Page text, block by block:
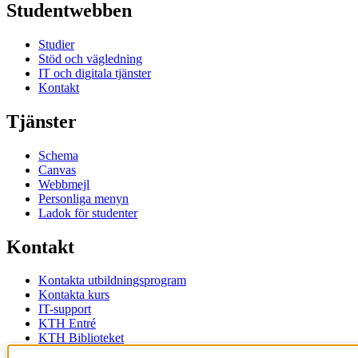
Studentwebben
Studier
Stöd och vägledning
IT och digitala tjänster
Kontakt
Tjänster
Schema
Canvas
Webbmejl
Personliga menyn
Ladok för studenter
Kontakt
Kontakta utbildningsprogram
Kontakta kurs
IT-support
KTH Entré
KTH Biblioteket